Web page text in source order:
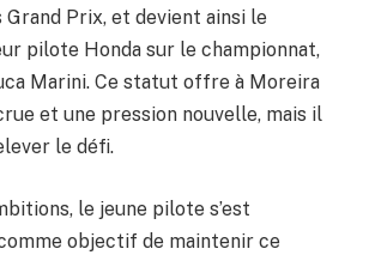
Prix, et devient ainsi le
pilote Honda sur le championnat,
Marini. Ce statut offre à Moreira
et une pression nouvelle, mais il
le défi.
le jeune pilote s’est
objectif de maintenir ce